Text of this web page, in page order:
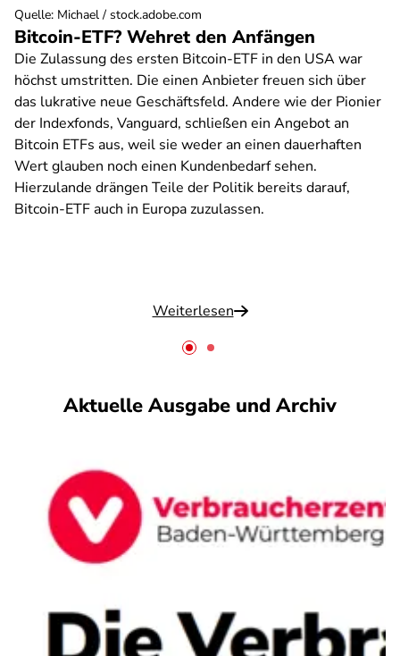
Bitcoin-ETF? Wehret den Anfängen
Die Zulassung des ersten Bitcoin-ETF in den USA war
höchst umstritten. Die einen Anbieter freuen sich über
das lukrative neue Geschäftsfeld. Andere wie der Pionier
der Indexfonds, Vanguard, schließen ein Angebot an
Bitcoin ETFs aus, weil sie weder an einen dauerhaften
Wert glauben noch einen Kundenbedarf sehen.
Hierzulande drängen Teile der Politik bereits darauf,
Bitcoin-ETF auch in Europa zuzulassen.
Weiterlesen
Quelle: Michael / stock.adobe.com
Aktuelle Ausgabe und Archiv